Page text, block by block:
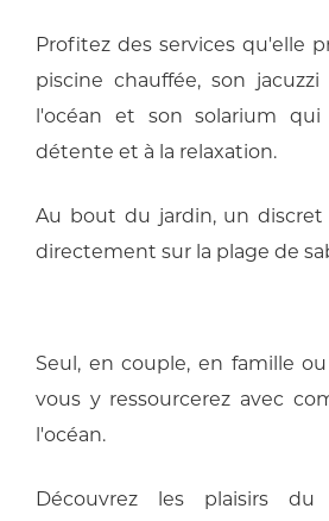
Profitez des services qu'elle
piscine chauffée, son
l'océan et son solarium
détente et à la relaxation.
Au bout du jardin, un
directement sur la plage de
Seul, en couple, en famille
vous y ressourcerez avec
l'océan.
Découvrez les plaisirs